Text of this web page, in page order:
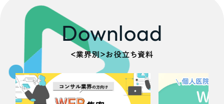
Download
＜業界別＞お役立ち資料